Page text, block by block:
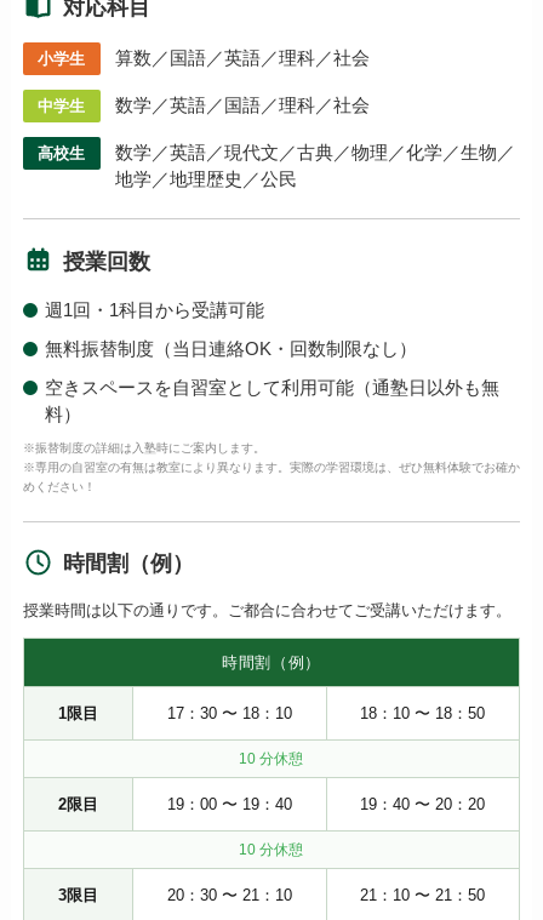
対応科目
小学生 算数／国語／英語／理科／社会
中学生 数学／英語／国語／理科／社会
高校生
数学／英語／現代文／古典／物理／化学／生物／
地学／地理歴史／公民
授業回数
週1回・1科目から受講可能
無料振替制度（当日連絡OK・回数制限なし）
空きスペースを自習室として利用可能（通塾日以外も無
料）
※振替制度の詳細は入塾時にご案内します。
※専用の自習室の有無は教室により異なります。実際の学習環境は、ぜひ無料体験でお確か
めください！
時間割（例）
授業時間は以下の通りです。ご都合に合わせてご受講いただけます。
時間割（例）
1限目 17：30 〜 18：10 18：10 〜 18：50
10 分休憩
2限目 19：00 〜 19：40 19：40 〜 20：20
10 分休憩
3限目 20：30 〜 21：10 21：10 〜 21：50